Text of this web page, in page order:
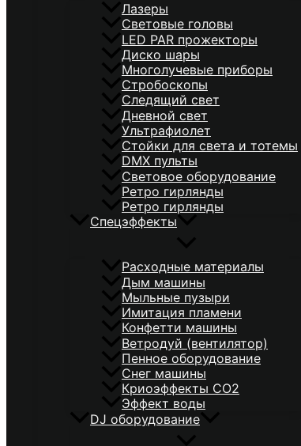
Лазеры
Световые головы
LED PAR прожекторы
Диско шары
Многолучевые приборы
Стробоскопы
Следящий свет
Дневной свет
Ультрафиолет
Стойки для света и тотемы
DMX пульты
Световое оборудование
Ретро гирлянды
Ретро гирлянды
Спецэффекты
Расходные материалы
Дым машины
Мыльные пузыри
Имитация пламени
Конфетти машины
Ветродуй (вентилятор)
Пенное оборудование
Снег машины
Криоэффекты CO2
Эффект воды
DJ оборудование